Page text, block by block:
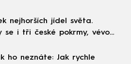
nejhorších jídel světa.
se i tři české pokrmy, vévodí
ho neznáte: Jak rychle